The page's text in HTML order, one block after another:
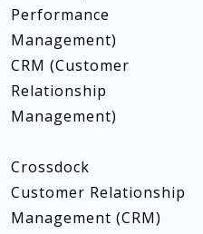
Performance
Management)
CRM (Customer
Relationship
Management)
Crossdock
Customer Relationship
Management (CRM)